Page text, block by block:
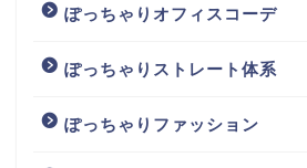
ぽっちゃりオフィスコーデ
ぽっちゃりストレート体系
ぽっちゃりファッション